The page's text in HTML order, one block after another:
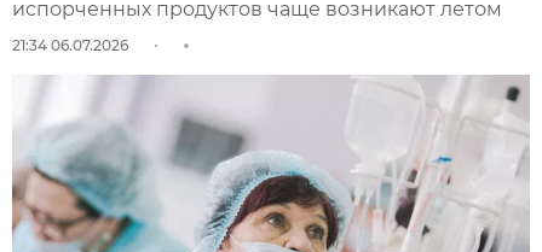
испорченных продуктов чаще возникают летом
21:34 06.07.2026